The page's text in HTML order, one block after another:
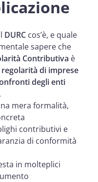
DURC cos’è, e quale
sapere che
Contributiva è
di imprese
degli enti
.
mera formalità,
contributivi e
di conformità
in molteplici